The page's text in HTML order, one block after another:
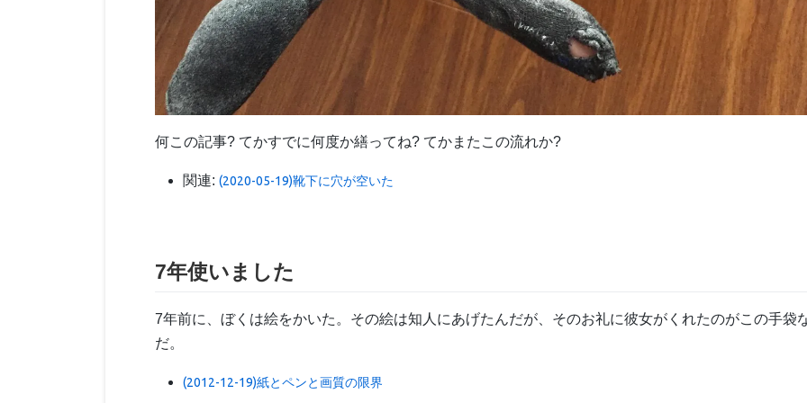
何この記事? てかすでに何度か繕ってね? てかまたこの流れか?
関連: (2020-05-19)靴下に穴が空いた
7年使いました
7年前に、ぼくは絵をかいた。その絵は知人にあげたんだが、そのお礼に彼女がくれたのがこの手袋
だ。
(2012-12-19)紙とペンと画質の限界